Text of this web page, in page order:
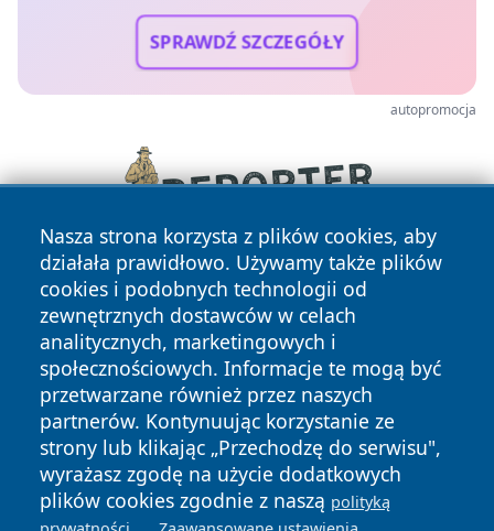
SPRAWDŹ SZCZEGÓŁY
autopromocja
Nasza strona korzysta z plików cookies, aby
działała prawidłowo. Używamy także plików
cookies i podobnych technologii od
zewnętrznych dostawców w celach
analitycznych, marketingowych i
społecznościowych. Informacje te mogą być
przetwarzane również przez naszych
partnerów. Kontynuując korzystanie ze
strony lub klikając „Przechodzę do serwisu",
wyrażasz zgodę na użycie dodatkowych
plików cookies zgodnie z naszą polityką
Copyright © 2026 terazgniezno.pl Wszystkie prawa
zastrzeżone.
Polityka Polityka